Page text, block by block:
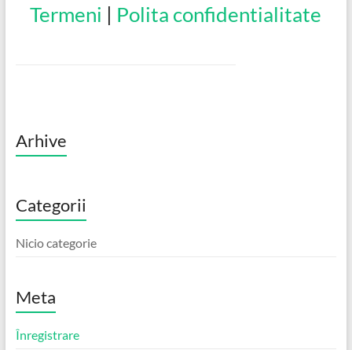
Termeni | Polita confidentialitate
Arhive
Categorii
Nicio categorie
Meta
Înregistrare